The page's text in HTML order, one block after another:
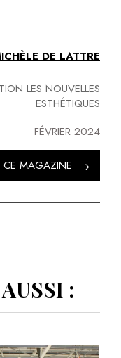
DE LATTRE
LES NOUVELLES
ESTHÉTIQUES
FÉVRIER 2024
CE MAGAZINE
: